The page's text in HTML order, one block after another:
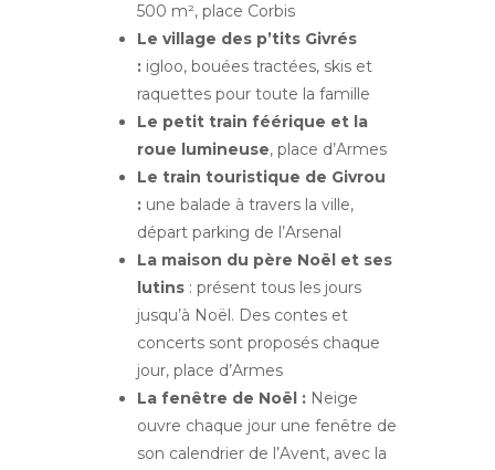
500 m², place Corbis
Le village des p’tits Givrés
: igloo, bouées tractées, skis et
raquettes pour toute la famille
Le petit train féérique et la
roue lumineuse, place d’Armes
Le train touristique de Givrou
: une balade à travers la ville,
départ parking de l’Arsenal
La maison du père Noël et ses
lutins : présent tous les jours
jusqu’à Noël. Des contes et
concerts sont proposés chaque
jour, place d’Armes
La fenêtre de Noël : Neige
ouvre chaque jour une fenêtre de
son calendrier de l’Avent, avec la